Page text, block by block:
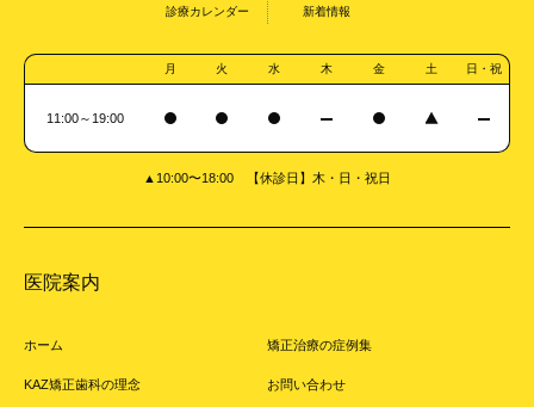
診療カレンダー 新着情報
月 火 水 木 金 土 日・祝
11:00～19:00
▲10:00〜18:00 【休診日】木・日・祝日
医院案内
ホーム
KAZ矯正歯科の理念
矯正治療の症例集
お問い合わせ